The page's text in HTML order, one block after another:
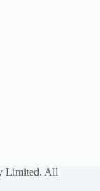
Limited. All